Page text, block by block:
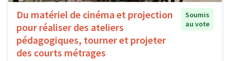
Du matériel de cinéma et projection
pour réaliser des ateliers
pédagogiques, tourner et projeter
des courts métrages
Soumis
au vote